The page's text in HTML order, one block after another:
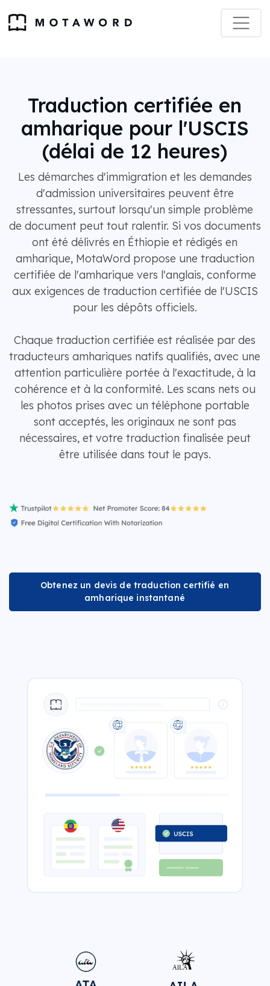
Traduction certifiée en
amharique pour l'USCIS
(délai de 12 heures)
Les démarches d'immigration et les demandes
d'admission universitaires peuvent être
stressantes, surtout lorsqu'un simple problème
de document peut tout ralentir. Si vos documents
ont été délivrés en Éthiopie et rédigés en
amharique, MotaWord propose une traduction
certifiée de l'amharique vers l'anglais, conforme
aux exigences de traduction certifiée de l'USCIS
pour les dépôts officiels.
Chaque traduction certifiée est réalisée par des
traducteurs amhariques natifs qualifiés, avec une
attention particulière portée à l'exactitude, à la
cohérence et à la conformité. Les scans nets ou
les photos prises avec un téléphone portable
sont acceptés, les originaux ne sont pas
nécessaires, et votre traduction finalisée peut
être utilisée dans tout le pays.
Obtenez un devis de traduction certifié en
amharique instantané